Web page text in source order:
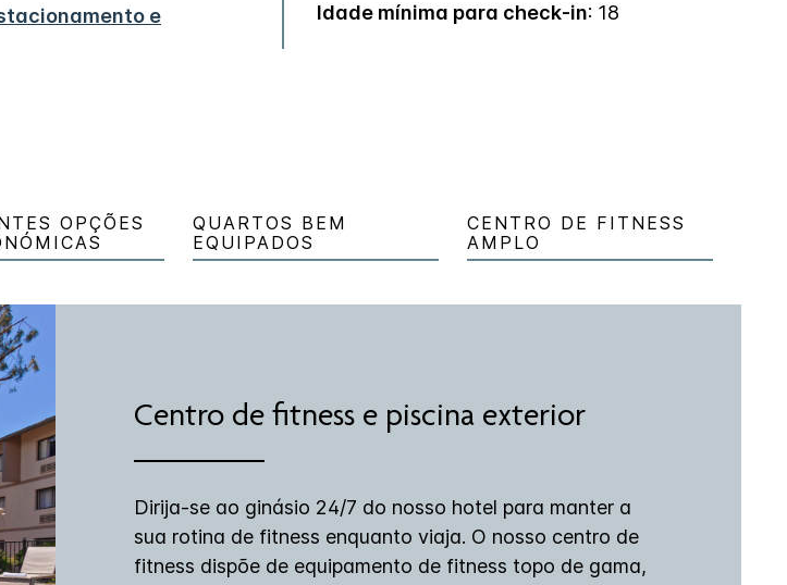
e
Idade mínima para check-in: 18
OPÇÕES
QUARTOS BEM
EQUIPADOS
CENTRO DE FITNESS
AMPLO
Centro de fitness e piscina exterior
Dirija-se ao ginásio 24/7 do nosso hotel para manter a
sua rotina de fitness enquanto viaja. O nosso centro de
fitness dispõe de equipamento de fitness topo de gama,